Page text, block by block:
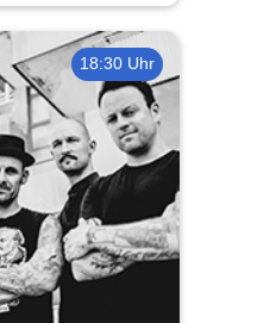
18:30 Uhr